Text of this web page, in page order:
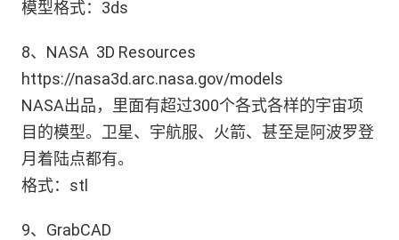
模型格式：3ds
8、NASA 3D Resources
https://nasa3d.arc.nasa.gov/models
NASA出品，里面有超过300个各式各样的宇宙项
目的模型。卫星、宇航服、火箭、甚至是阿波罗登
月着陆点都有。
格式：stl
9、GrabCAD